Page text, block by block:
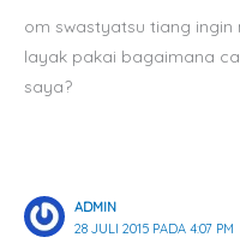
om swastyatsu tiang
layak pakai bagaimana
saya?
ADMIN
28 JULI 2015 PADA 4:07 PM